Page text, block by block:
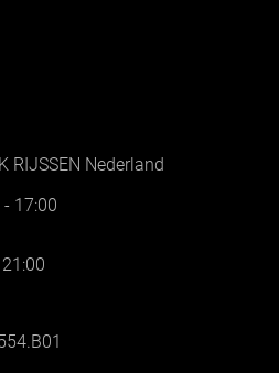
RIJSSEN Nederland
17:00